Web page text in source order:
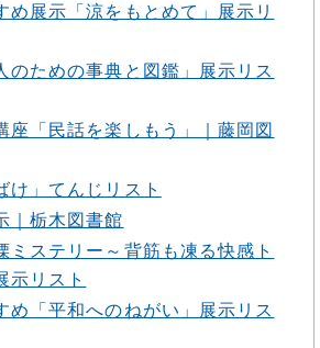
め展示「涼をもとめて」展示リ
のための事典と図鑑」展示リス
座「民話を楽しもう」｜藤岡図
け」てんじリスト
｜栃木図書館
ミステリー～背筋も凍る快感ト
示リスト
め「平和へのねがい」展示リス